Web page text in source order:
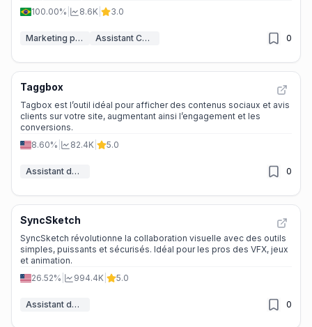
100.00%
8.6K 3.0
Marketing par email IA Assistant CRM IA 0
Taggbox
Tagbox est l’outil idéal pour afficher des contenus sociaux et avis
clients sur votre site, augmentant ainsi l’engagement et les
conversions.
8.60%
82.4K 5.0
Assistant de Commentaires IA 0
SyncSketch
SyncSketch révolutionne la collaboration visuelle avec des outils
simples, puissants et sécurisés. Idéal pour les pros des VFX, jeux
et animation.
26.52%
994.4K 5.0
Assistant de Commentaires IA 0